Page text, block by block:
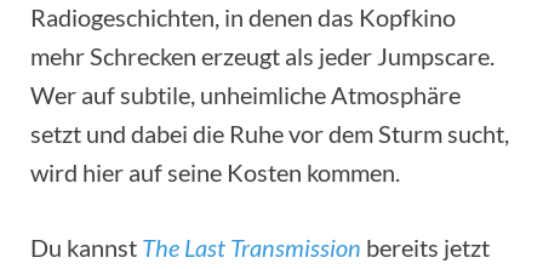
Radiogeschichten, in denen das Kopfkino
mehr Schrecken erzeugt als jeder Jumpscare.
Wer auf subtile, unheimliche Atmosphäre
setzt und dabei die Ruhe vor dem Sturm sucht,
wird hier auf seine Kosten kommen.
Du kannst The Last Transmission bereits jetzt